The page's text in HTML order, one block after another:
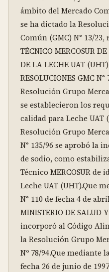
ámbito del Mercado
se ha dictado la
Común (GMC) N° 13/
TÉCNICO MERCOSUR
DE LA LECHE UAT
RESOLUCIONES GMC
Resolución Grupo
se establecieron los
calidad para Leche UAT
Resolución Grupo
N° 135/96 se aprobó
de sodio, como
Técnico MERCOSUR
Leche UAT (UHT).Que
N° 110 de fecha 4 de
MINISTERIO DE SALUD
incorporó al Código
la Resolución Grupo
Nº 78/94.Que mediante
fecha 26 de junio de